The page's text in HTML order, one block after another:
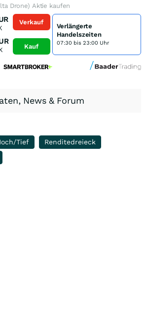
Drone) Aktie kaufen
Verkauf
Kauf
Verlängerte
Handelszeiten
07:30 bis 23:00 Uhr
News & Forum
Tief
Renditedreieck